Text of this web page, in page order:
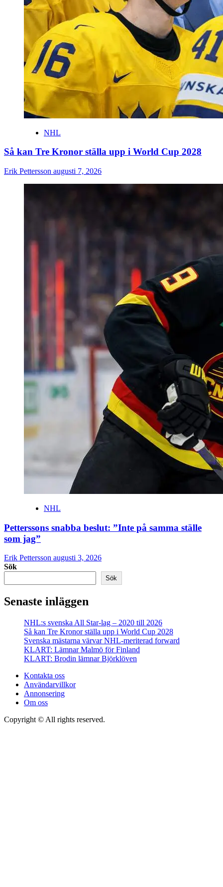
NHL
Så kan Tre Kronor ställa upp i World Cup 2028
Erik Pettersson augusti 7, 2026
NHL
Petterssons snabba beslut: ”Inte på samma ställe
som jag”
Erik Pettersson augusti 3, 2026
Sök
Sök
Senaste inläggen
NHL:s svenska All Star-lag – 2020 till 2026
Så kan Tre Kronor ställa upp i World Cup 2028
Svenska mästarna värvar NHL-meriterad forward
KLART: Lämnar Malmö för Finland
KLART: Brodin lämnar Björklöven
Kontakta oss
Användarvillkor
Annonsering
Om oss
Copyright © All rights reserved.